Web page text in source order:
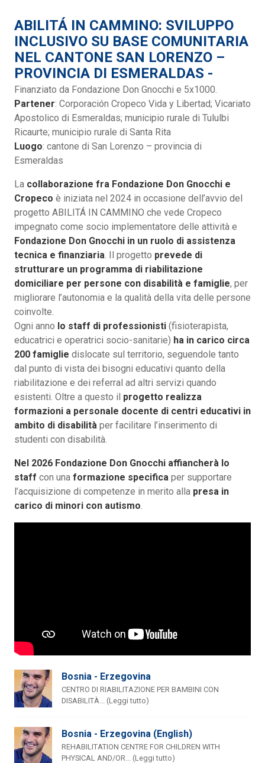
ABILITÁ IN CAMMINO: SVILUPPO
INCLUSIVO SU BASE COMUNITARIA
NEL CANTONE SAN LORENZO –
PROVINCIA DI ESMERALDAS -
Finanziato da Fondazione Don Gnocchi e 5x1000.
Partener: Corporación Cropeco Vida y Libertad; Vicariato
Apostolico di Esmeraldas; municipio rurale di Tululbi
Ricaurte; municipio rurale di Santa Rita
Luogo: cantone di San Lorenzo – provincia di
Esmeraldas
La collaborazione fra Fondazione Don Gnocchi e
Cropeco è iniziata nel 2024 in occasione dell’avvio del
progetto ABILITÁ IN CAMMINO che vede Cropeco
impegnato come socio implementatore delle attività e
Fondazione Don Gnocchi in un ruolo di assistenza
tecnica e finanziaria . Il progetto prevede di
strutturare un programma di riabilitazione
domiciliare per persone con disabilità e famiglie, per
migliorare l’autonomia e la qualità della vita delle persone
coinvolte.
Ogni anno lo staff di professionisti (fisioterapista,
educatrici e operatrici socio-sanitarie) ha in carico circa
200 famiglie dislocate sul territorio, seguendole tanto
dal punto di vista dei bisogni educativi quanto della
riabilitazione e dei referral ad altri servizi quando
esistenti. Oltre a questo il progetto realizza
formazioni a personale docente di centri educativi in
ambito di disabilità per facilitare l’inserimento di
studenti con disabilità.
Nel 2026 Fondazione Don Gnocchi affiancherà lo
staff con una formazione specifica per supportare
l’acquisizione di competenze in merito alla presa in
carico di minori con autismo
Bosnia - Erzegovina
CENTRO DI RIABILITAZIONE PER BAMBINI CON
DISABILITÀ... (Leggi tutto)
Bosnia - Erzegovina (English)
REHABILITATION CENTRE FOR CHILDREN WITH
PHYSICAL AND/OR... (Leggi tutto)